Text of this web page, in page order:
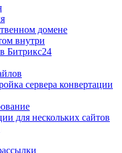
домене
внутри
Битрикс24
сервера конвертации
для нескольких сайтов